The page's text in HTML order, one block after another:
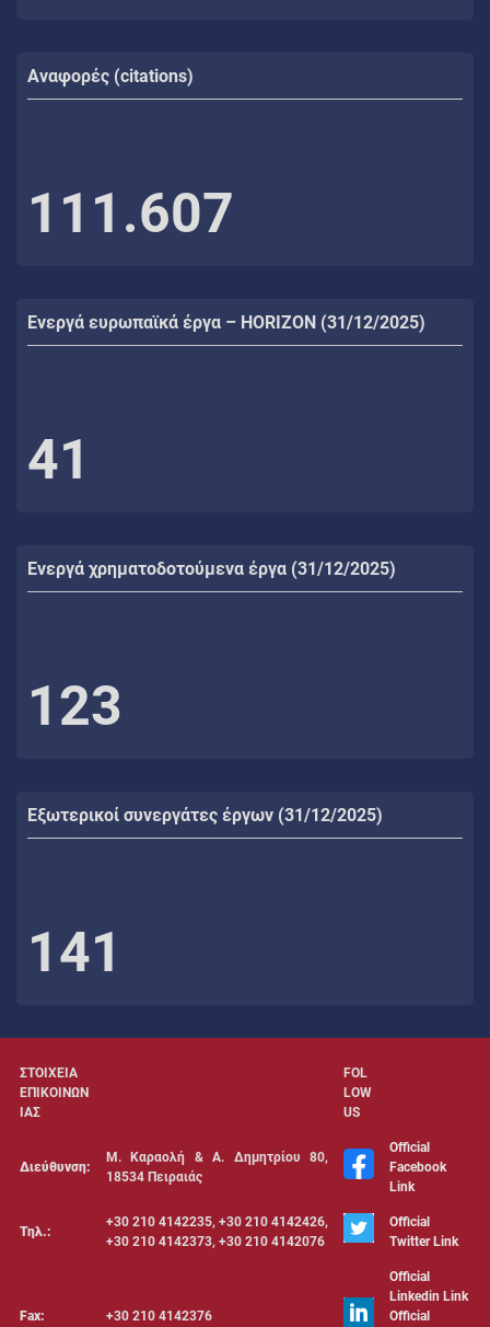
Αναφορές (citations)
111.607
Ενεργά ευρωπαϊκά έργα – HORIZON (31/12/2025)
41
Ενεργά χρηματοδοτούμενα έργα (31/12/2025)
123
Εξωτερικοί συνεργάτες έργων (31/12/2025)
141
ΣΤΟΙΧΕΙΑ
ΕΠΙΚΟΙΝΩΝ
ΙΑΣ
FOL
LOW
US
Διεύθυνση:
Μ. Καραολή & Α. Δημητρίου 80,
18534 Πειραιάς
Official
Facebook
Link
Τηλ.:
+30 210 4142235, +30 210 4142426,
+30 210 4142373, +30 210 4142076
Official
Twitter Link
Fax: +30 210 4142376
Official
Linkedin Link
Official